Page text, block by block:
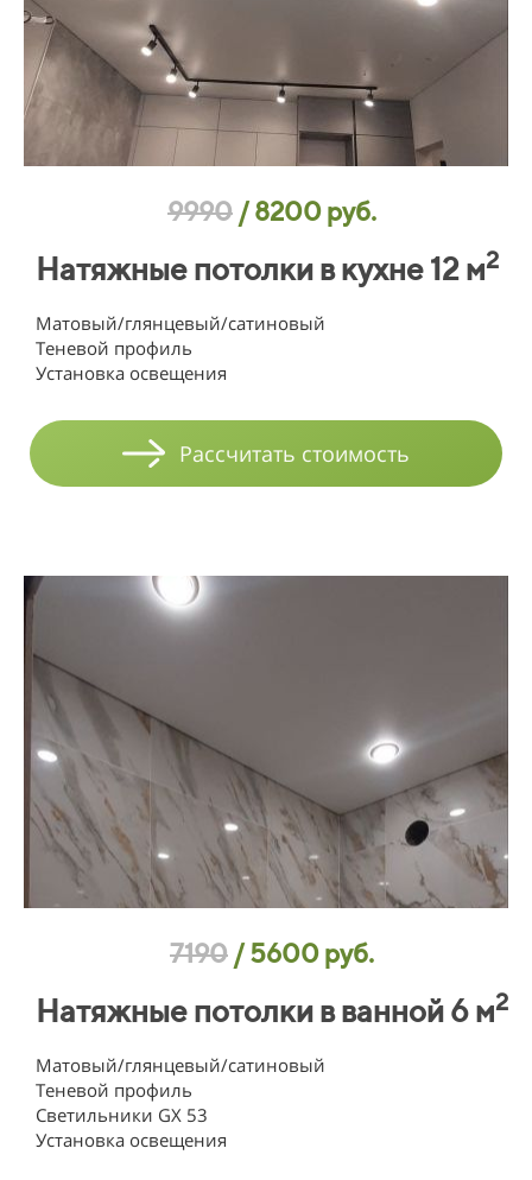
9990 /8200 руб.
Натяжные потолки в кухне 12 м2
Матовый/глянцевый/сатиновый
Теневой профиль
Установка освещения
Рассчитать стоимость
7190 /5600 руб.
Натяжные потолки в ванной 6 м2
Матовый/глянцевый/сатиновый
Теневой профиль
Светильники GX 53
Установка освещения